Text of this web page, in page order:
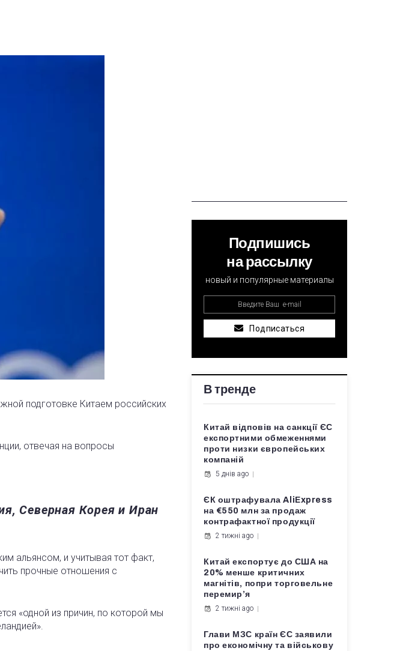
подготовке Китаем российских
отвечая на вопросы
Северная Корея и Иран
альянсом, и учитывая тот факт,
прочные отношения с
«одной из причин, по которой мы
Подпишись
на рассылку
новый и популярные материалы
Подписаться
В тренде
Китай відповів на санкції ЄС
експортними обмеженнями
проти низки європейських
компаній
5 днів ago
ЄК оштрафувала AliExpress
на €550 млн за продаж
контрафактної продукції
2 тижні ago
Китай експортує до США на
20% менше критичних
магнітів, попри торговельне
перемир’я
2 тижні ago
Глави МЗС країн ЄС заявили
про економічну та військову